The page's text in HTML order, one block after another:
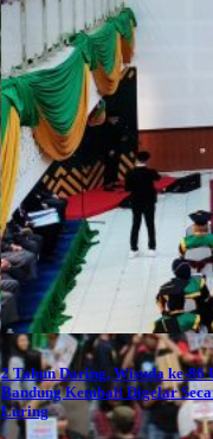
2 Tahun Daring, Wisuda ke-86
Bandung Kembali Digelar
Luring